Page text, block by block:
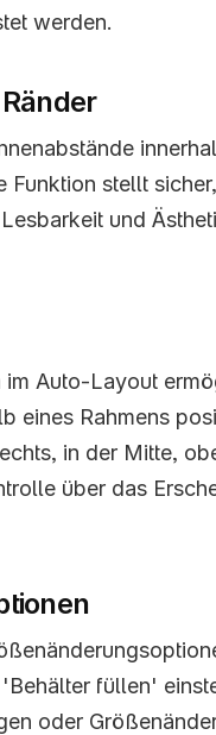
werden.
Funktion stellt
und
Auto-Layout
eines Rahmens
in der Mitte,
über das
füllen'
oder